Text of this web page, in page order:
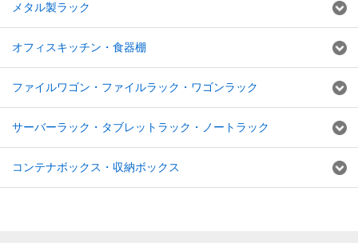
メタル製ラック
オフィスキッチン・食器棚
ファイルワゴン・ファイルラック・ワゴンラック
サーバーラック・タブレットラック・ノートラック
コンテナボックス・収納ボックス